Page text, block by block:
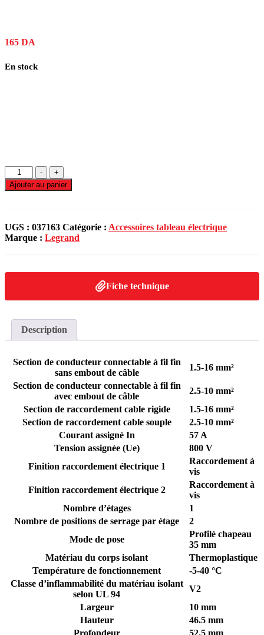
165 DA
En stock
-
+
Ajouter au panier
UGS : 037163 Catégorie : Accessoires tableau électrique
Marque : Legrand
Fiche technique
Description
Section de conducteur connectable à fil fin
sans embout de câble
1.5-16 mm²
Section de conducteur connectable à fil fin
avec embout de câble
2.5-10 mm²
Section de raccordement cable rigide
1.5-16 mm²
Section de raccordement cable souple
2.5-10 mm²
Courant assigné In
57 A
Tension assignée (Ue)
800 V
Finition raccordement électrique 1
Raccordement à
vis
Finition raccordement électrique 2
Raccordement à
vis
Nombre d’étages
1
Nombre de positions de serrage par étage
2
Mode de pose
Profilé chapeau
35 mm
Matériau du corps isolant
Thermoplastique
Température de fonctionnement
-5-40 °C
Classe d’inflammabilité du matériau isolant
selon UL 94
V2
Largeur
10 mm
Hauteur
46.5 mm